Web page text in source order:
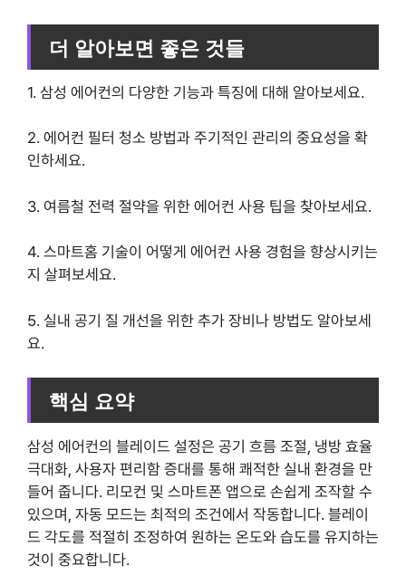
더 알아보면 좋은 것들
1. 삼성 에어컨의 다양한 기능과 특징에 대해 알아보세요.
2. 에어컨 필터 청소 방법과 주기적인 관리의 중요성을 확
인하세요.
3. 여름철 전력 절약을 위한 에어컨 사용 팁을 찾아보세요.
4. 스마트홈 기술이 어떻게 에어컨 사용 경험을 향상시키는
지 살펴보세요.
5. 실내 공기 질 개선을 위한 추가 장비나 방법도 알아보세
요.
핵심 요약
삼성 에어컨의 블레이드 설정은 공기 흐름 조절, 냉방 효율
극대화, 사용자 편리함 증대를 통해 쾌적한 실내 환경을 만
들어 줍니다. 리모컨 및 스마트폰 앱으로 손쉽게 조작할 수
있으며, 자동 모드는 최적의 조건에서 작동합니다. 블레이
드 각도를 적절히 조정하여 원하는 온도와 습도를 유지하는
것이 중요합니다.